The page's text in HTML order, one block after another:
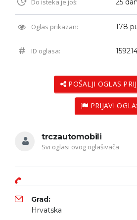
Do isteka je još: 25
Oglas prikazan: 178
ID oglasa:
POŠALJI OGLAS
PRIJAVI
trczautomobili
Svi oglasi ovog oglašivača
Grad:
Hrvatska